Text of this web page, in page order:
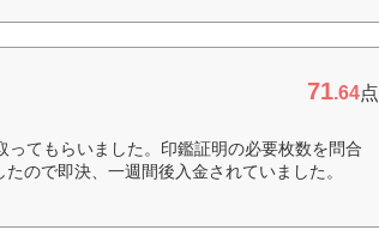
71.64点
てもらいました。印鑑証明の必要枚数を問合
ので即決、一週間後入金されていました。